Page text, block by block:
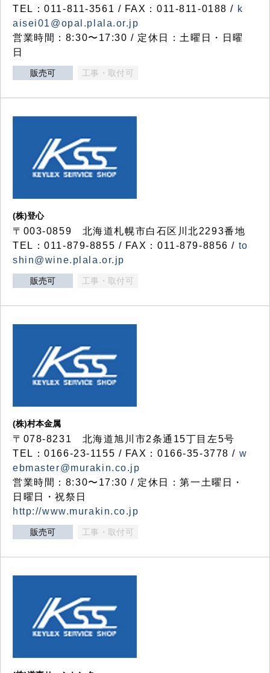
TEL：011-811-3561 / FAX：011-811-0188 / k
aisei01@opal.plala.or.jp
営業時間：8:30〜17:30 / 定休日：土曜日・日曜
日
販売可 工事・取付可
(株)登心
〒003-0859 北海道札幌市白石区川北2293番地
TEL：011-879-8855 / FAX：011-879-8856 / to
shin@wine.plala.or.jp
販売可 工事・取付可
(株)村本金属
〒078-8231 北海道旭川市2条通15丁目左5号
TEL：0166-23-1155 / FAX：0166-35-3778 / w
ebmaster@murakin.co.jp
営業時間：8:30〜17:30 / 定休日：第一土曜日・
日曜日・祝祭日
http://www.murakin.co.jp
販売可 工事・取付可